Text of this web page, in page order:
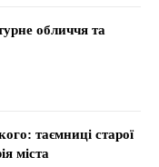
обличчя та
таємниці старої
міста